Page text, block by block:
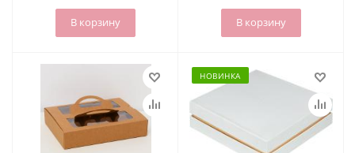
В корзину В корзину
НОВИНКА